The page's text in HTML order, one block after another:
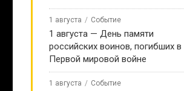
1 августа Событие
1 августа — День памяти
российских воинов, погибших в
Первой мировой войне
1 августа Событие